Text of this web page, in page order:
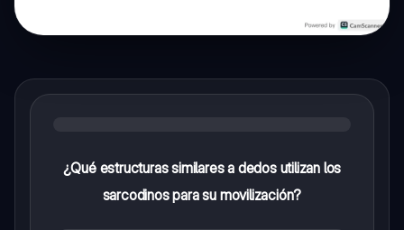
¿Qué estructuras similares a dedos utilizan los
sarcodinos para su movilización?